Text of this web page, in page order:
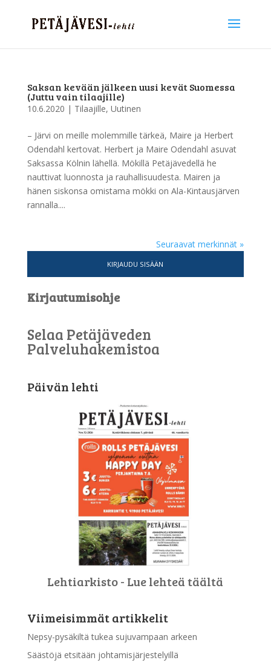
Saksan kevään jälkeen uusi kevät Suomessa
(Juttu vain tilaajille)
10.6.2020 | Tilaajille, Uutinen
– Järvi on meille molemmille tärkeä, Maire ja Herbert
Odendahl kertovat. Herbert ja Maire Odendahl asuvat
Saksassa Kölnin lähellä. Mökillä Petäjävedellä he
nauttivat luonnosta ja rauhallisuudesta. Mairen ja
hänen siskonsa omistama mökki on Ala-Kintausjärven
rannalla....
Seuraavat merkinnät »
KIRJAUDU SISÄÄN
Kirjautumisohje
Selaa Petäjäveden
Palveluhakemistoa
Päivän lehti
Lehtiarkisto - Lue lehteä täältä
Viimeisimmät artikkelit
Nepsy-pysäkiltä tukea sujuvampaan arkeen
Säästöjä etsitään johtamisjärjestelyillä